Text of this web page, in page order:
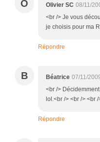
O Olivier SC 08/11/
<br /> Je vous
je choisis pour ma
Répondre
B Béatrice 07/11/
<br />
lol.<br /> <br /> <br /
Répondre